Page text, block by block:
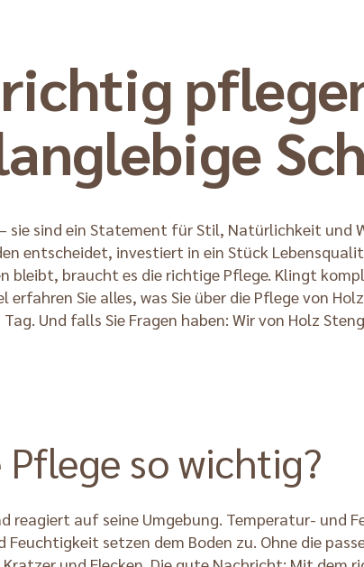
sie sind ein Statement für Stil, Natürlichkeit und
entscheidet, investiert in ein Stück
bleibt, braucht es die richtige Pflege. Klingt
Sie alles, was Sie über die Pflege von
Und falls Sie Fragen haben: Wir von Holz
so wichtig?
reagiert auf seine Umgebung. Temperatur- und
setzen dem Boden zu. Ohne die